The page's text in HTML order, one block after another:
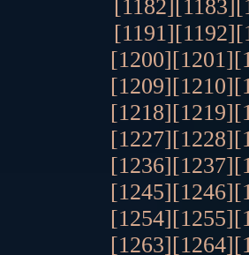
[1182][1183]
[1191][1192]
[1200][1201]
[1209][1210]
[1218][1219]
[1227][1228]
[1236][1237]
[1245][1246]
[1254][1255]
[1263][1264]